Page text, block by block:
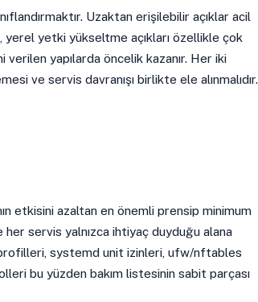
Uzaktan erişilebilir açıklar acil
yerel yetki yükseltme açıkları özellikle çok
verilen yapılarda öncelik kazanır. Her iki
ve servis davranışı birlikte ele alınmalıdır.
etkisini azaltan en önemli prensip minimum
her servis yalnızca ihtiyaç duyduğu alana
systemd unit izinleri, ufw/nftables
bu yüzden bakım listesinin sabit parçası